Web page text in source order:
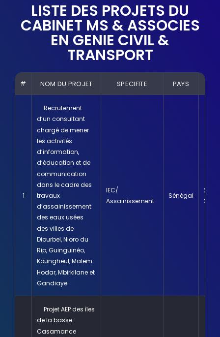
LISTE DES PROJETS DU
CABINET MS & ASSOCIES
EN GENIE CIVIL &
TRANSPORT
# NOM DU PROJET SPECIFITE PAYS
1
Recrutement
d’un consultant
chargé de mener
les activités
d’information,
d’éducation et de
communication
dans le cadre des
travaux
d’assainissement
des eaux usées
des villes de
Diourbel, Nioro du
Rip, Guinguinéo,
Koungheul, Malem
Hodar, Mbirkilane et
Gandiaye
IEC/
Assainissement
Sénégal
26
2020
Projet AEP des îles
de la basse
Casamance